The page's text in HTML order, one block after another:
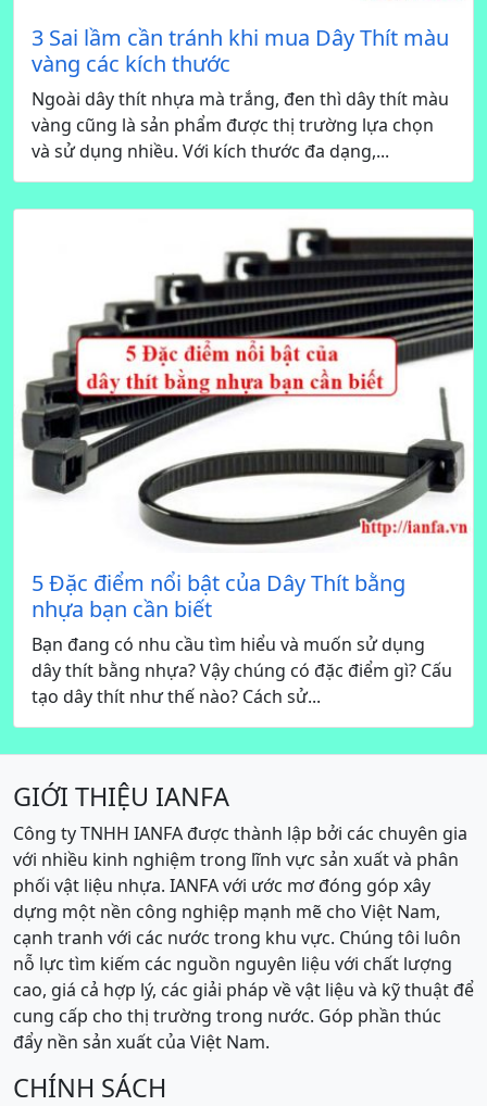
3 Sai lầm cần tránh khi mua Dây Thít màu
vàng các kích thước
Ngoài dây thít nhựa mà trắng, đen thì dây thít màu
vàng cũng là sản phẩm được thị trường lựa chọn
và sử dụng nhiều. Với kích thước đa dạng,...
5 Đặc điểm nổi bật của Dây Thít bằng
nhựa bạn cần biết
Bạn đang có nhu cầu tìm hiểu và muốn sử dụng
dây thít bằng nhựa? Vậy chúng có đặc điểm gì? Cấu
tạo dây thít như thế nào? Cách sử...
GIỚI THIỆU IANFA
Công ty TNHH IANFA được thành lập bởi các chuyên gia
với nhiều kinh nghiệm trong lĩnh vực sản xuất và phân
phối vật liệu nhựa. IANFA với ước mơ đóng góp xây
dựng một nền công nghiệp mạnh mẽ cho Việt Nam,
cạnh tranh với các nước trong khu vực. Chúng tôi luôn
nỗ lực tìm kiếm các nguồn nguyên liệu với chất lượng
cao, giá cả hợp lý, các giải pháp về vật liệu và kỹ thuật để
cung cấp cho thị trường trong nước. Góp phần thúc
đẩy nền sản xuất của Việt Nam.
CHÍNH SÁCH